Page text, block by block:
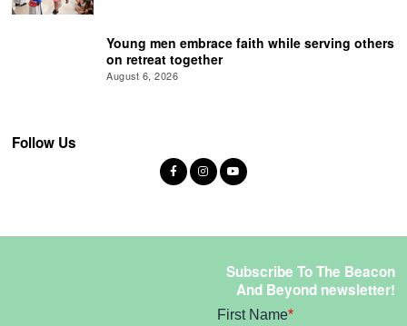
Young men embrace faith while serving others
on retreat together
August 6, 2026
Follow Us
Subscribe To The Beacon
And Beyond newsletter!